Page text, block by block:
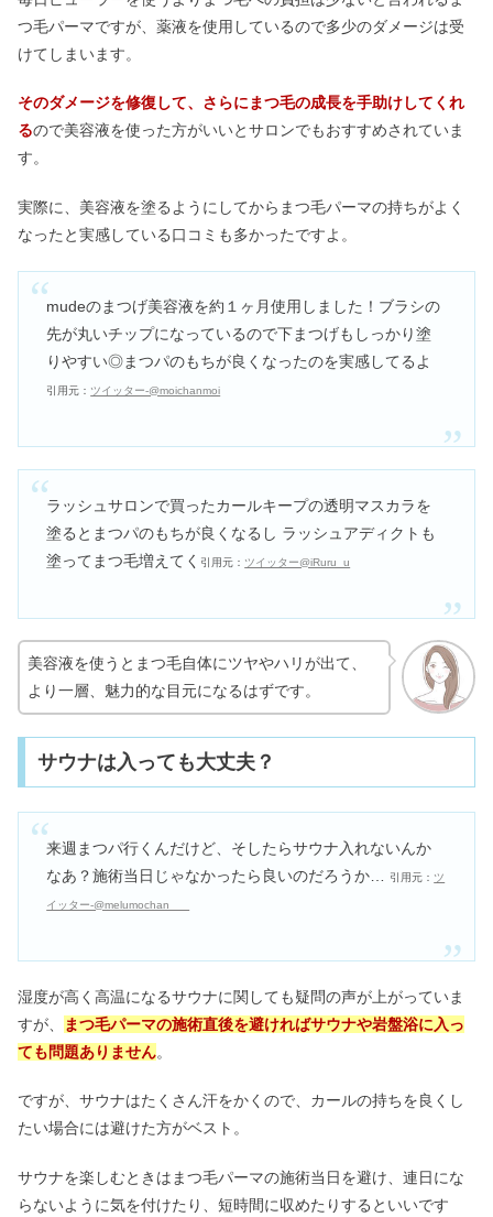
つ毛パーマですが、薬液を使用しているので多少のダメージは受
けてしまいます。
そのダメージを修復して、さらにまつ毛の成長を手助けしてくれ
るので美容液を使った方がいいとサロンでもおすすめされていま
す。
実際に、美容液を塗るようにしてからまつ毛パーマの持ちがよく
なったと実感している口コミも多かったですよ。
mudeのまつげ美容液を約１ヶ月使用しました！ブラシの
先が丸いチップになっているので下まつげもしっかり塗
りやすい◎まつパのもちが良くなったのを実感してるよ
引用元： ツイッター-@moichanmoi
ラッシュサロンで買ったカールキープの透明マスカラを
塗るとまつパのもちが良くなるし ラッシュアディクトも
塗ってまつ毛増えてく 引用元： ツイッター@iRuru_u
美容液を使うとまつ毛自体にツヤやハリが出て、
より一層、魅力的な目元になるはずです。
サウナは入っても大丈夫？
来週まつパ行くんだけど、そしたらサウナ入れないんか
なあ？施術当日じゃなかったら良いのだろうか…
引用元： ツ
イッター-@melumochan___
湿度が高く高温になるサウナに関しても疑問の声が上がっていま
すが、
まつ毛パーマの施術直後を避ければサウナや岩盤浴に入っ
ても問題ありません。
ですが、サウナはたくさん汗をかくので、カールの持ちを良くし
たい場合には避けた方がベスト。
サウナを楽しむときはまつ毛パーマの施術当日を避け、連日にな
らないように気を付けたり、短時間に収めたりするといいです